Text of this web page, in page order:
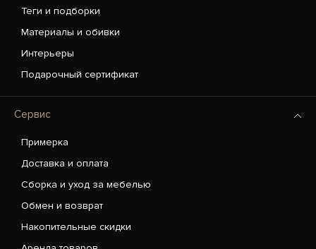
Теги и подборки
Материалы и обивки
Интерьеры
Подарочный сертификат
Сервис
Примерка
Доставка и оплата
Сборка и уход за мебелью
Обмен и возврат
Накопительные скидки